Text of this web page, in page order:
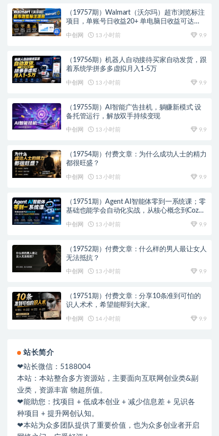
（19757期）Walmart（沃尔玛）超市浏览标注
项目，单账号日收益20+ 单电脑日收益可达
中创网 13 小时前 9.9
（19756期）机器人自动接待买家自动发货，跟
着系统学拼多多虚拟月入1-5万
中创网 13 小时前 9.9
（19755期）AI智能广告挂机，躺赚新模式 设
备托管运行，解放双手持续变现
中创网 13 小时前 9.9
（19754期）付费文章：为什么成功人士的精力
都很旺盛？
中创网 13 小时前 9.9
（19751期）Agent AI智能体零到一系统课；零
基础也能学会自动化实战，从核心概念到Coze
中创网 13 小时前 9.9
（19752期）付费文章：什么样的男人最让女人
无法抵抗？
中创网 13 小时前 9.9
（19751期）付费文章：分享10条准到可怕的
识人术术，希望能帮到大家。
中创网 14 小时前 9.9
站长简介
❤站长微信：5188004
本站：本站整合多方资源站，主要面向互联网创业类&副
业类，资源丰富 物超所值。
❤能助您：找项目 + 低成本创业 + 减少信息差 + 见识各
种项目 + 提升网创认知。
❤本站为众多团队提供了重要价值，也为众多创业者开启